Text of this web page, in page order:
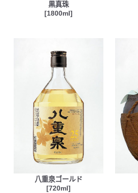
黒真珠
[1800ml]
八重泉ゴールド
[720ml]